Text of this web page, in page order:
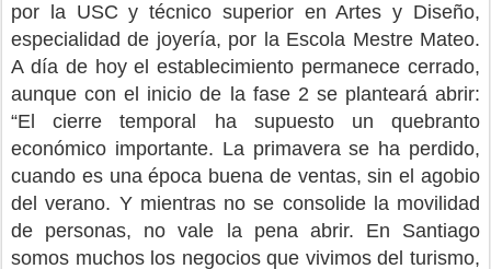
por la USC y técnico superior en Artes y Diseño,
especialidad de joyería, por la Escola Mestre Mateo.
A día de hoy el establecimiento permanece cerrado,
aunque con el inicio de la fase 2 se planteará abrir:
“El cierre temporal ha supuesto un quebranto
económico importante. La primavera se ha perdido,
cuando es una época buena de ventas, sin el agobio
del verano. Y mientras no se consolide la movilidad
de personas, no vale la pena abrir. En Santiago
somos muchos los negocios que vivimos del turismo,